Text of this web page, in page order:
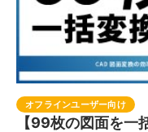
オフラインユーザー向け
【99枚の図面を一